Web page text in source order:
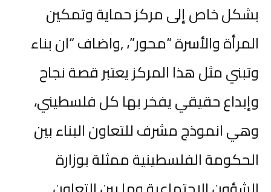
بشكل خاص إلى مركز حماية وتمكين
المرأة والأسرة “محور”، ,واضاف “ان بناء
وتبني مثل هذا المركز يعتبر قصة نجاح
وإبداع حقيقي يفخر بها كل فلسطيني،
وهي انموذج مشرف للتعاون البناء بين
الحكومة الفلسطينية ممثلة بوزارة